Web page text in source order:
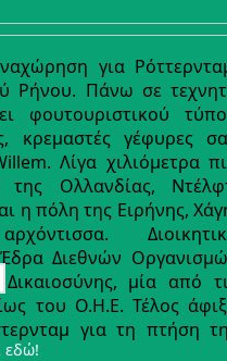
για
Ρήνου. Πάνω σε
φουτουριστικού
κρεμαστές γέφυρες
Λίγα χιλιόμετρα
Ολλανδίας,
η πόλη της Ειρήνης,
Διεθνών
μία από
του Ο.Η.Ε. Τέλος
για τη πτήση
εδώ!